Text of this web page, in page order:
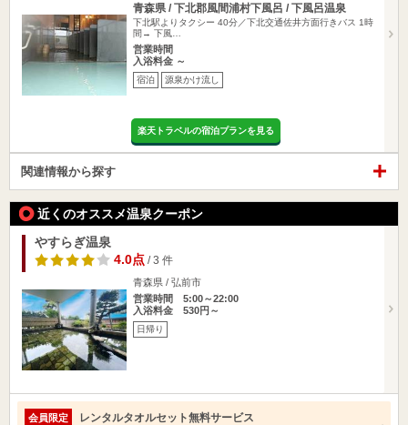
青森県 / 下北郡風間浦村下風呂 / 下風呂温泉
下北駅よりタクシー 40分／下北交通佐井方面行きバス 1時
間→ 下風…
営業時間
入浴料金 ～
宿泊 源泉かけ流し
楽天トラベルの宿泊プランを見る
関連情報から探す
近くのオススメ温泉クーポン
やすらぎ温泉
4.0点/ 3 件
青森県 / 弘前市
営業時間 5:00～22:00
入浴料金 530円～
日帰り
会員限定 レンタルタオルセット無料サービス